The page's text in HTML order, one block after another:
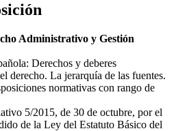
Administrativo y Gestión
Derechos y deberes
derecho. La jerarquía de las fuentes.
normativas con rango de
5/2015, de 30 de octubre, por el
de la Ley del Estatuto Básico del